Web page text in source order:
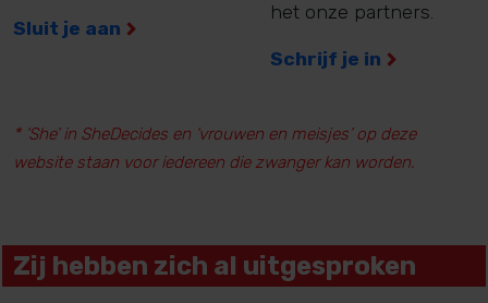
Sluit je aan
het onze partners.
Schrijf je in
* ‘She’ in SheDecides en ‘vrouwen en meisjes’ op deze
website staan voor iedereen die zwanger kan worden.
Zij hebben zich al uitgesproken